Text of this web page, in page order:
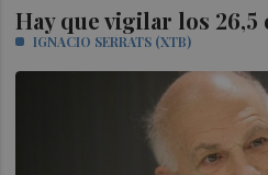
Hay que vigilar los
IGNACIO SERRATS (XTB)